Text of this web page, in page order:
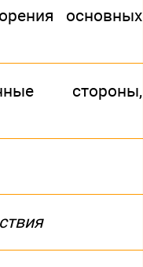
основных
стороны,